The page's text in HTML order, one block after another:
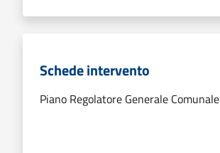
Schede intervento
Piano Regolatore Generale Comunale